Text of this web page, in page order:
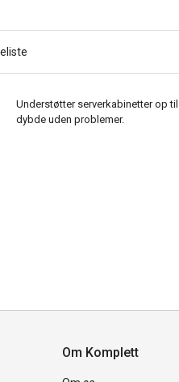
Understøtter serverkabinetter op til
dybde uden problemer.
Om Komplett